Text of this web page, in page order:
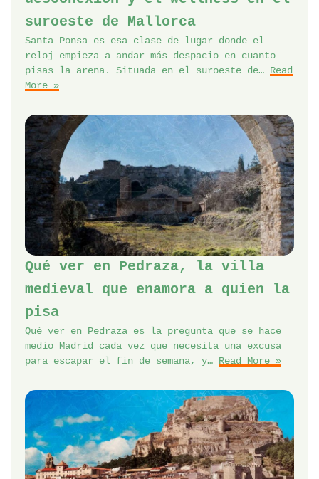
suroeste de Mallorca
Santa Ponsa es esa clase de lugar donde el
reloj empieza a andar más despacio en cuanto
pisas la arena. Situada en el suroeste de… Read
More »
Qué ver en Pedraza, la villa
medieval que enamora a quien la
pisa
Qué ver en Pedraza es la pregunta que se hace
medio Madrid cada vez que necesita una excusa
para escapar el fin de semana, y… Read More »